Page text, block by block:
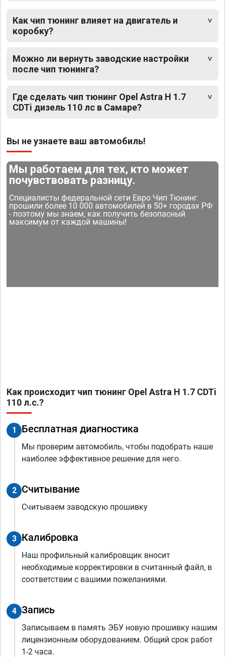
Как чип тюнинг влияет на двигатель и
коробку?
Можно ли вернуть заводские настройки
после чип тюнинга?
Где сделать чип тюнинг Opel Astra H 1.7
CDTi дизель 110 лс в Самаре?
Вы не узнаете ваш автомобиль!
Мы работаем для тех, кто может
почувствовать разницу.
Специалисты федеральной сети Евро Чип Тюнинг
прошили более 10 000 автомобилей в 50+ городах РФ
- поэтому мы знаем, как получить безопасный
максимум от каждой машины!
Как происходит чип тюнинг Opel Astra H 1.7 CDTi
110 л.с.?
1 Бесплатная диагностика
Мы проверим автомобиль, чтобы подобрать наше
наиболее эффективное решение для него.
2 Считывание
Считываем заводскую прошивку
3 Калибровка
Наш профильный калибровщик вносит
необходимые корректировки в считанный файл, в
соответствии с вашими пожеланиями.
4 Запись
Записываем в память ЭБУ новую прошивку нашим
лицензионным оборудованием. Общий срок работ
1-2 часа.